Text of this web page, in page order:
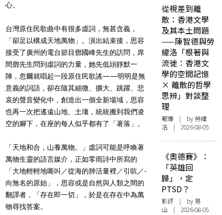
心。
台灣原住民歌曲中有很多虛詞，無甚含義，
「卻足以構成天地萬物」。演出結束後，思容
接受了廣州的電台節目鄧國峰先生的訪問，席
間鄧先生問到虛詞的力量，她先低頭靜默一
陣，忽爾就唱起一段原住民歌謠——明明是無
意義的詞語，卻在隨其細微、擴大、跳躍、悲
哀的聲音變化中，創造出一個全新場域，思容
也再一次把遙遠山地、土壤，統統搬到我們凌
空的腳下，在座的每人似乎都有了「著落」。
「天地和合，山養萬物。」虛詞可能是呼喚著
萬物生靈的語言媒介，正如零雨詩中所寫的
「大地輕輕地嘶叫／從海的肺活量裡／引吭／-
向無名的原始」，思容或是自然與人類之間的
翻譯者，「存在即一切」，於是在存在中為萬
物尋找答案。
從視差到離
散：香港文學
及其本土問題
——陳智德與勞
緯洛「根著與
流徙：香港文
學的空間記憶
× 離散的哲學
思辨」對談整
理
報導 | by 勞緯
洛 | 2026-08-05
《奧德賽》：
「英雄回
歸」，定
PTSD？
影評 | by 易
山 | 2026-08-05